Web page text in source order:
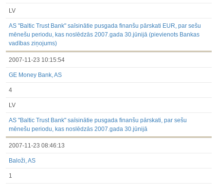
LV
AS "Baltic Trust Bank" saīsinātie pusgada finanšu pārskati EUR, par sešu
mēnešu periodu, kas noslēdzās 2007.gada 30.jūnijā (pievienots Bankas
vadības ziņojums)
2007-11-23 10:15:54
GE Money Bank, AS
4
LV
AS "Baltic Trust Bank" saīsinātie pusgada finanšu pārskati, par sešu
mēnešu periodu, kas noslēdzās 2007.gada 30.jūnijā
2007-11-23 08:46:13
Baloži, AS
1